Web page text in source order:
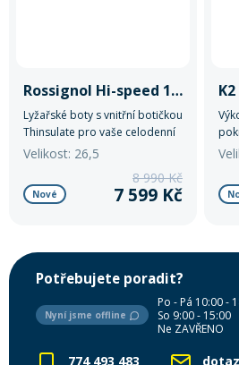
Rossignol Hi-speed 100 HV
Lyžařské boty s vnitřní botičkou
Thinsulate pro vaše celodenní
pohodlí.
Velikost: 26,5
Nové
8 990 Kč
7 599 Kč
Potřebujete poradit?
Nyní jsme offline
Po - Pá 10:00 -
So 9:00 - 15:00
Ne ZAVŘENO
774 493 483